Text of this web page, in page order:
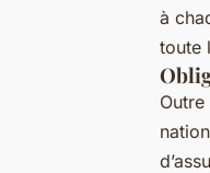
à
toute